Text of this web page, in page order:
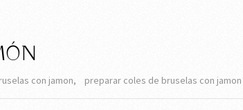
con jamon, preparar coles de bruselas con jamon